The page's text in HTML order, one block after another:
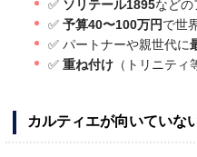
✅ ソリテール1895などの
✅ 予算40〜100万円で世
✅ パートナーや親世代に
✅ 重ね付け （トリニテ
カルティエが向いていな